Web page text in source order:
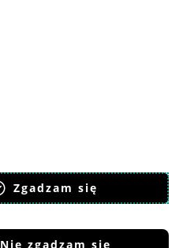
Zgadzam się
Nie zgadzam się